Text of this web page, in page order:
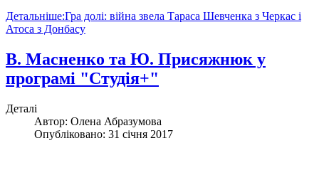
Детальніше:Гра долі: війна звела Тараса Шевченка з Черкас і
Атоса з Донбасу
В. Масненко та Ю. Присяжнюк у
програмі "Студія+"
Деталі
Автор: Олена Абразумова
Опубліковано: 31 січня 2017